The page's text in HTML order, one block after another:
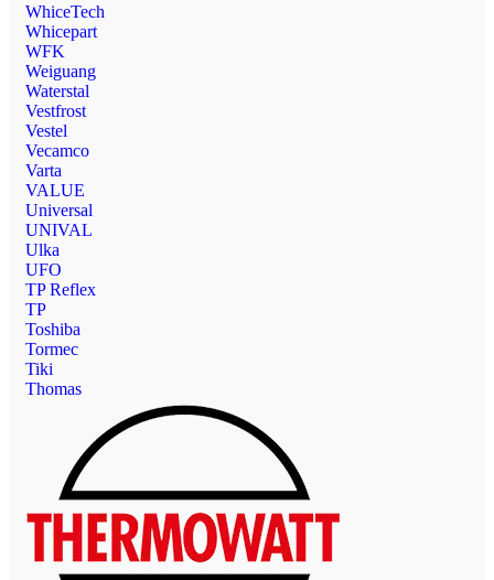
WhiceTech
Whicepart
WFK
Weiguang
Waterstal
Vestfrost
Vestel
Vecamco
Varta
VALUE
Universal
UNIVAL
Ulka
UFO
TP Reflex
TP
Toshiba
Tormec
Tiki
Thomas